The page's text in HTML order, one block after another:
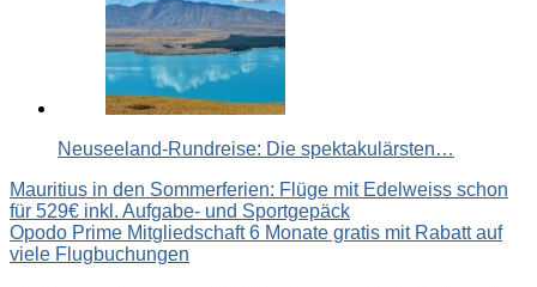
Neuseeland-Rundreise: Die spektakulärsten…
Beitragsnavigation
Mauritius in den Sommerferien: Flüge mit Edelweiss schon
für 529€ inkl. Aufgabe- und Sportgepäck
Opodo Prime Mitgliedschaft 6 Monate gratis mit Rabatt auf
viele Flugbuchungen